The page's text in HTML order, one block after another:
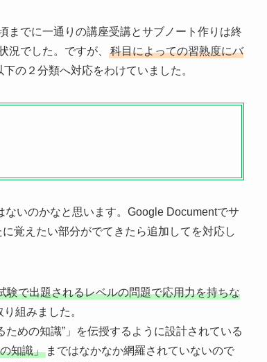
までに一通りの講座受講とサブノート作りは終
況でした。ですが、
科目によっての習熟度にバ
の２分類へ対応をわけていました。
ないのかなと思います。Google Documentでサ
覚えたい部分がでてきたら追加してを対応し
で出題されるレベルの問題で応用力を持ちな
組みました。
めの知識”」を伝授するように設計されている
知識」 まではなかなか網羅されていないので